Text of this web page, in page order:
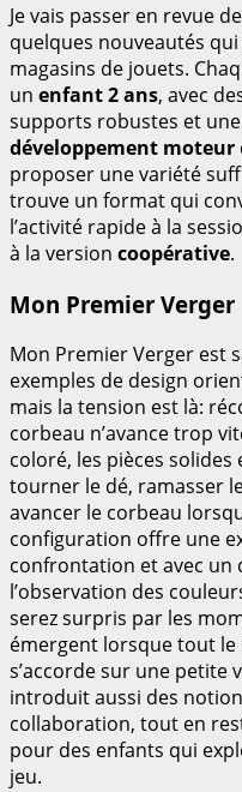
Je vais passer en revue
quelques nouveautés
magasins de jouets.
un enfant 2 ans, avec
supports robustes et
développement moteur
proposer une variété
trouve un format qui
l’activité rapide à la
à la version coopérative.
Mon Premier Verger
Mon Premier Verger est
exemples de design
mais la tension est là:
corbeau n’avance trop
coloré, les pièces solides
tourner le dé, ramasser
avancer le corbeau
configuration offre une
confrontation et avec
l’observation des
serez surpris par les
émergent lorsque tout le
s’accorde sur une petite
introduit aussi des
collaboration, tout en
pour des enfants qui
jeu.